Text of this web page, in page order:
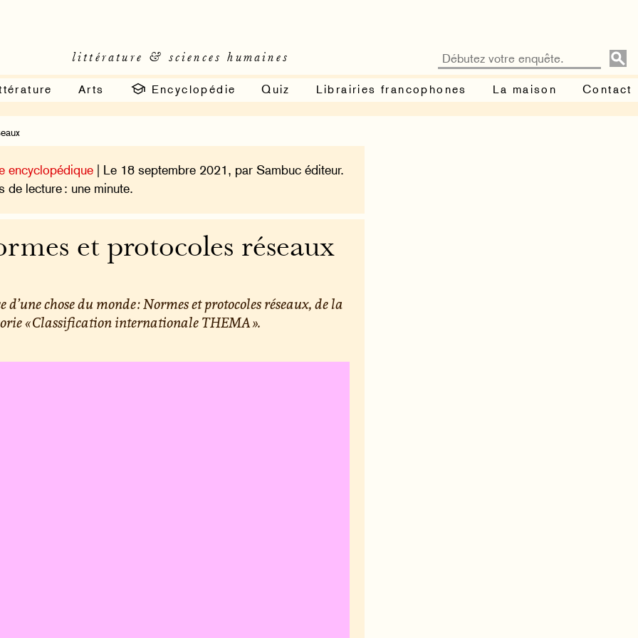
littérature & sciences humaines
Arts Encyclopédie Quiz Librairies francophones La maison Contact
encyclopédique | Le 18 septembre 2021, par Sambuc éditeur.
de lecture : une minute.
et protocoles réseaux
d’une chose du monde : Normes et protocoles réseaux, de la
« Classification internationale THEMA ».